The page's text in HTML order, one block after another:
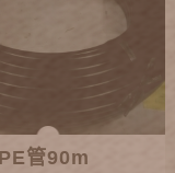
管90m